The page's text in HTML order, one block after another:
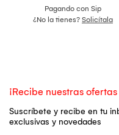
Pagando con Sip
¿No la tienes? Solicítala
¡Recibe nuestras
Suscríbete y recibe en tu
exclusivas y novedades